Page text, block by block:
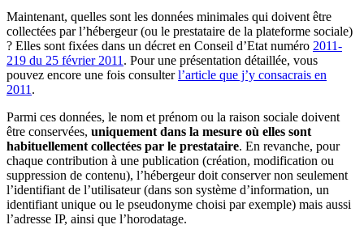
Maintenant, quelles sont les données minimales qui doivent être
collectées par l’hébergeur (ou le prestataire de la plateforme sociale)
? Elles sont fixées dans un décret en Conseil d’Etat numéro 2011-
219 du 25 février 2011 . Pour une présentation détaillée, vous
pouvez encore une fois consulterl’article que j’y consacrais en
2011 .
Parmi ces données, le nom et prénom ou la raison sociale doivent
être conservées, uniquement dans la mesure où elles sont
habituellement collectées par le prestataire. En revanche, pour
chaque contribution à une publication (création, modification ou
suppression de contenu), l’hébergeur doit conserver non seulement
l’identifiant de l’utilisateur (dans son système d’information, un
identifiant unique ou le pseudonyme choisi par exemple) mais aussi
l’adresse IP, ainsi que l’horodatage.